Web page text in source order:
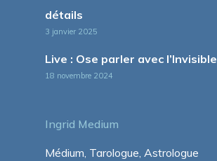
détails
3 janvier 2025
Live : Ose parler avec l’Invisible
18 novembre 2024
Ingrid Medium
Médium, Tarologue, Astrologue